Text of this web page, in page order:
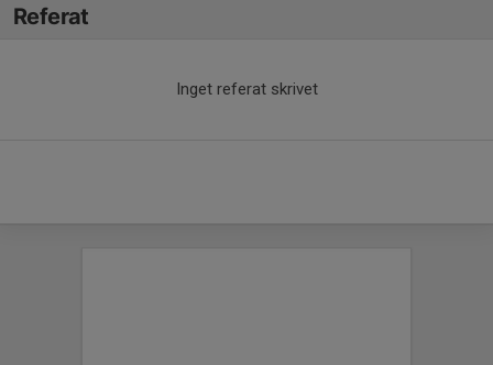
Referat
Inget referat skrivet